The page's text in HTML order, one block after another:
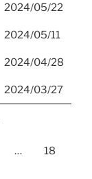
2024/05/22
2024/05/11
2024/04/28
2024/03/27
…
18